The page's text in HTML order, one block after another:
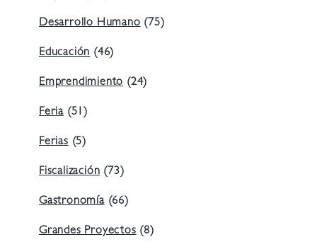
Desarrollo Humano (75)
Educación (46)
Emprendimiento (24)
Feria (51)
Ferias (5)
Fiscalización (73)
Gastronomía(66)
Grandes Proyectos (8)